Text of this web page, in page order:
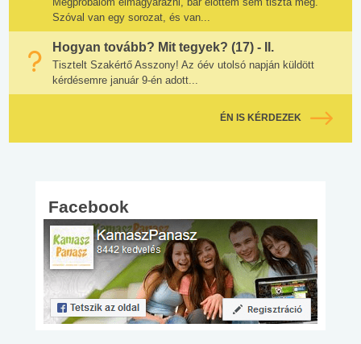
Szóval van egy sorozat, és van...
Hogyan tovább? Mit tegyek? (17) - II.
Tisztelt Szakértő Asszony! Az óév utolsó napján küldött
kérdésemre január 9-én adott...
ÉN IS KÉRDEZEK
Facebook